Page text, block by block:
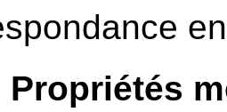
Propriétés